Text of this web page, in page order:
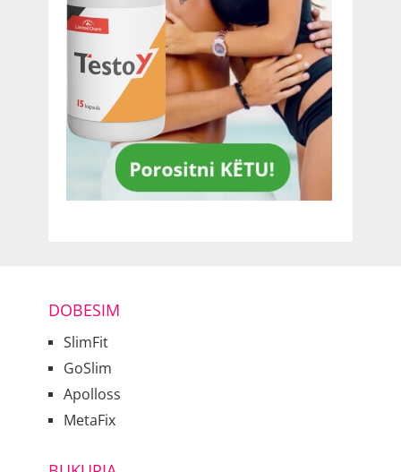
DOBESIM
SlimFit
GoSlim
Apolloss
MetaFix